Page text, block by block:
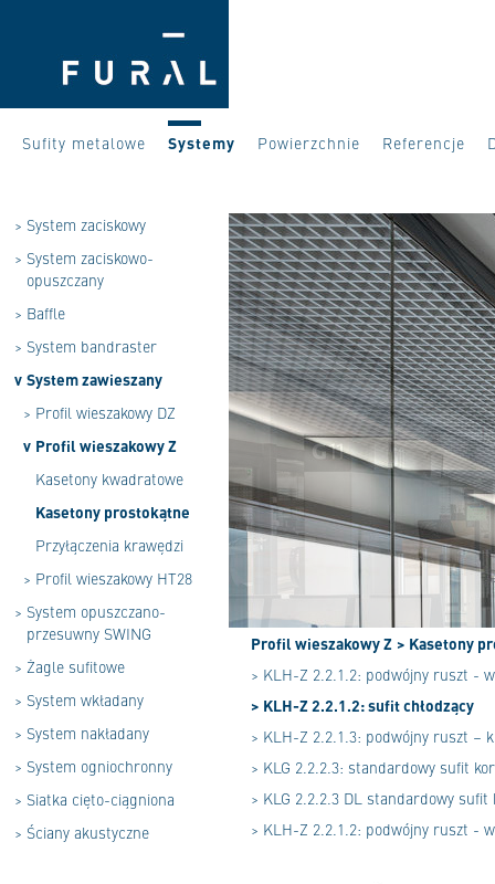
Sufity metalowe Systemy Powierzchnie Referencje
> System zaciskowy
> System zaciskowo-
opuszczany
> Baffle
> System bandraster
v System zawieszany
> Profil wieszakowy DZ
v Profil wieszakowy Z
Kasetony kwadratowe
Kasetony prostokątne
Przyłączenia krawędzi
> Profil wieszakowy HT28
> System opuszczano-
przesuwny SWING
> Żagle sufitowe
> System wkładany
> System nakładany
> System ogniochronny
> Siatka cięto-ciągniona
> Ściany akustyczne
Profil wieszakowy Z > Kasetony
> KLH-Z 2.2.1.2: podwójny ruszt -
> KLH-Z 2.2.1.2: sufit chłodzący
> KLH-Z 2.2.1.3: podwójny ruszt –
> KLG 2.2.2.3: standardowy sufit
> KLG 2.2.2.3 DL standardowy sufit
> KLH-Z 2.2.1.2: podwójny ruszt -